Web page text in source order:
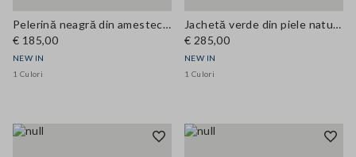
Pelerină neagră din amestec de bumbac cu fermoar ascuns, croială oversized
€ 185,00
NEW IN
1 Culori
Jachetă verde din piele naturală cu buzunare aplicate, croi regular
€ 285,00
NEW IN
1 Culori